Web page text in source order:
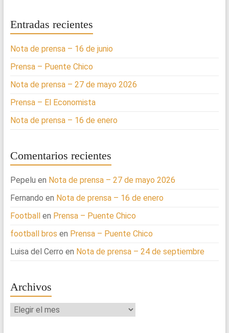
Entradas recientes
Nota de prensa – 16 de junio
Prensa – Puente Chico
Nota de prensa – 27 de mayo 2026
Prensa – El Economista
Nota de prensa – 16 de enero
Comentarios recientes
Pepelu en Nota de prensa – 27 de mayo 2026
Fernando en Nota de prensa – 16 de enero
Footballen Prensa – Puente Chico
football bros en Prensa – Puente Chico
Luisa del Cerro en Nota de prensa – 24 de septiembre
Archivos
Archivos